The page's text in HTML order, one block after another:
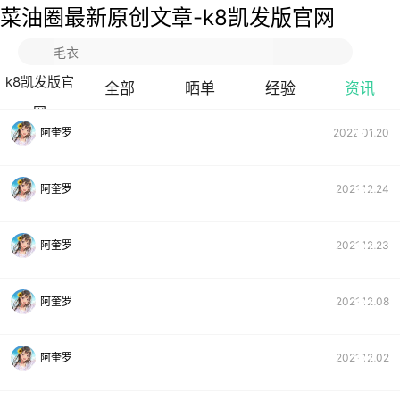
菜油圈最新原创文章-k8凯发版官网
k8凯发版官
网
全部 晒单 经验 资讯
阿奎罗 2022.01.20
0 0
阿奎罗 2021.12.24
0 0
阿奎罗 2021.12.23
0 0
阿奎罗 2021.12.08
0 0
阿奎罗 2021.12.02
0 0